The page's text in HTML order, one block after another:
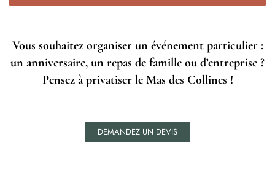
Vous souhaitez organiser un événement particulier :
un anniversaire, un repas de famille ou d’entreprise ?
Pensez à privatiser le Mas des Collines !
DEMANDEZ UN DEVIS